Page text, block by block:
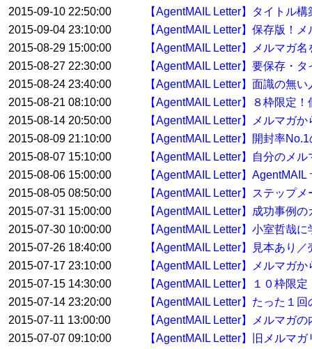
2015-09-10 22:50:00
【AgentMAIL Letter】タイトル
2015-09-04 23:10:00
【AgentMAIL Letter】保存版！
2015-08-29 15:00:00
【AgentMAIL Letter】メルマガ
2015-08-27 22:30:00
【AgentMAIL Letter】要保存・
2015-08-24 23:40:00
【AgentMAIL Letter】面識の無
2015-08-21 08:10:00
【AgentMAIL Letter】８枠限定
2015-08-14 20:50:00
【AgentMAIL Letter】メルマガ
2015-08-09 21:10:00
【AgentMAIL Letter】開封率
2015-08-07 15:10:00
【AgentMAIL Letter】自分のメ
2015-08-06 15:00:00
【AgentMAIL Letter】
2015-08-05 08:50:00
【AgentMAIL Letter】ステップ
2015-07-31 15:00:00
【AgentMAIL Letter】成功事例
2015-07-30 10:00:00
【AgentMAIL Letter】小室哲哉
2015-07-26 18:40:00
【AgentMAIL Letter】見本あり
2015-07-17 23:10:00
【AgentMAIL Letter】メルマガ
2015-07-15 14:30:00
【AgentMAIL Letter】１０枠限
2015-07-14 23:20:00
【AgentMAIL Letter】たった１
2015-07-11 13:00:00
【AgentMAIL Letter】メルマガ
2015-07-07 09:10:00
【AgentMAIL Letter】旧メルマ